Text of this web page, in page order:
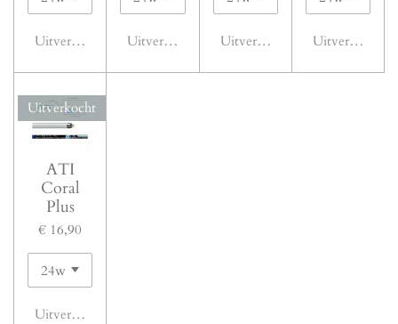
Uitverkocht Uitverkocht Uitverkocht Uitverkocht
Uitverkocht
ATI
Coral
Plus
€ 16,90
Uitverkocht